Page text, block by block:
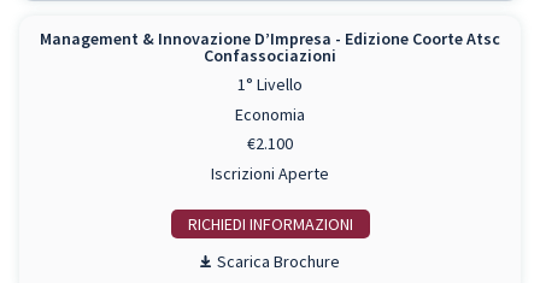
Management & Innovazione D’Impresa - Edizione Coorte Atsc
Confassociazioni
1° Livello
Economia
€2.100
Iscrizioni Aperte
RICHIEDI INFO
Scarica Brochure